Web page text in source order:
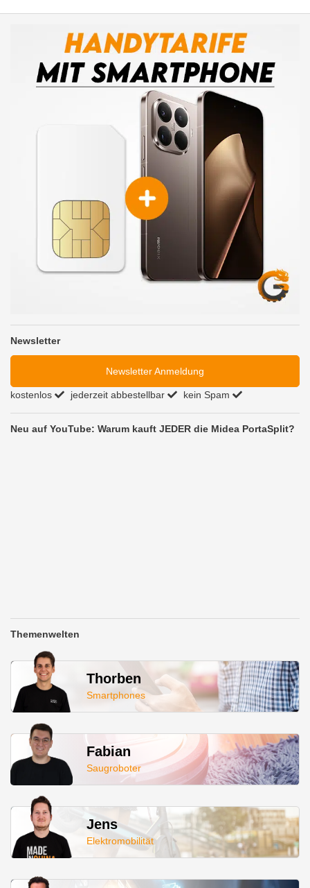
Newsletter
Newsletter Anmeldung
kostenlos jederzeit abbestellbar kein Spam
Neu auf YouTube: Warum kauft JEDER die Midea PortaSplit?
Themenwelten
Thorben
Smartphones
Fabian
Saugroboter
Jens
Elektromobilität